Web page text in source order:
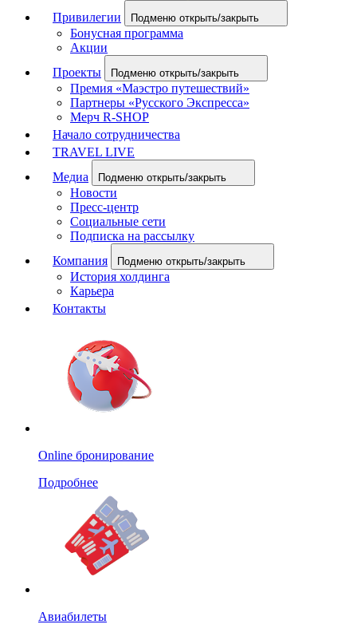
Привилегии
Подменю открыть/закрыть
Бонусная программа
Акции
Проекты
Подменю открыть/закрыть
Премия «Маэстро путешествий»
Партнеры «Русского Экспресса»
Мерч R-SHOP
Начало сотрудничества
TRAVEL LIVE
Медиа
Подменю открыть/закрыть
Новости
Пресс-центр
Социальные сети
Подписка на рассылку
Компания
Подменю открыть/закрыть
История холдинга
Карьера
Контакты
Online бронирование
Подробнее
Авиабилеты